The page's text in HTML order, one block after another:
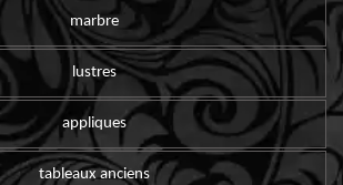
marbre
lustres
appliques
tableaux anciens